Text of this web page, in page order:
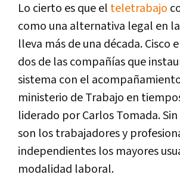
Lo cierto es que el teletrabajo
como una alternativa legal en
lleva más de una década. Cisco
dos de las compañías que
sistema con el
ministerio de Trabajo en
liderado por Carlos Tomada.
son los trabajadores y
independientes los mayores
modalidad laboral.